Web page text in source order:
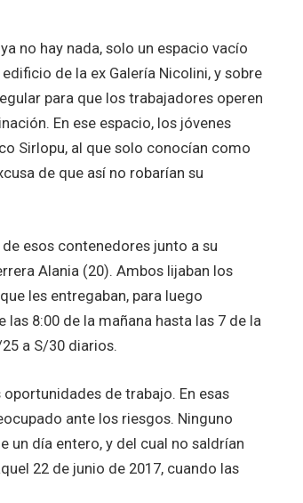
no hay nada, solo un espacio vacío
de la ex Galería Nicolini, y sobre
para que los trabajadores operen
En ese espacio, los jóvenes
Sirlopu, al que solo conocían como
de que así no robarían su
esos contenedores junto a su
Alania (20). Ambos lijaban los
les entregaban, para luego
8:00 de la mañana hasta las 7 de la
a S/30 diarios.
de trabajo. En esas
ante los riesgos. Ninguno
un día entero, y del cual no saldrían
22 de junio de 2017, cuando las